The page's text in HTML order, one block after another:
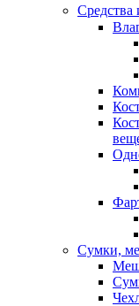
Сумки,